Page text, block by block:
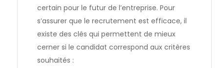
certain pour le futur de l’entreprise. Pour
s’assurer que le recrutement est efficace, il
existe des clés qui permettent de mieux
cerner si le candidat correspond aux critères
souhaités :